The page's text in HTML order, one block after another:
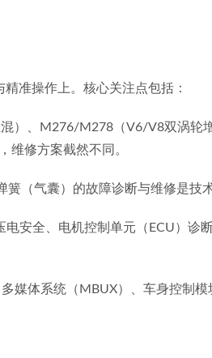
精准操作上。核心关注点包括：
混）、M276/M278（V6/V8双涡
维修方案截然不同。
（气囊）的故障诊断与维修是技
电安全、电机控制单元（ECU）
媒体系统（MBUX）、车身控制